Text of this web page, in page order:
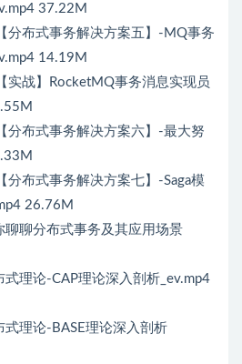
37.22M
布式事务解决方案五】-MQ事务
14.19M
战】RocketMQ事务消息实现员
布式事务解决方案六】-最大努
布式事务解决方案七】-Saga模
26.76M
聊分布式事务及其应用场景
理论-CAP理论深入剖析_ev.mp4
理论-BASE理论深入剖析